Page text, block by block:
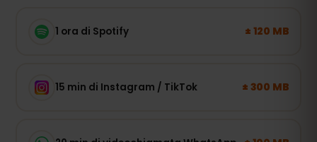
1 ora di Spotify ± 120 MB
15 min di Instagram / TikTok ± 300 MB